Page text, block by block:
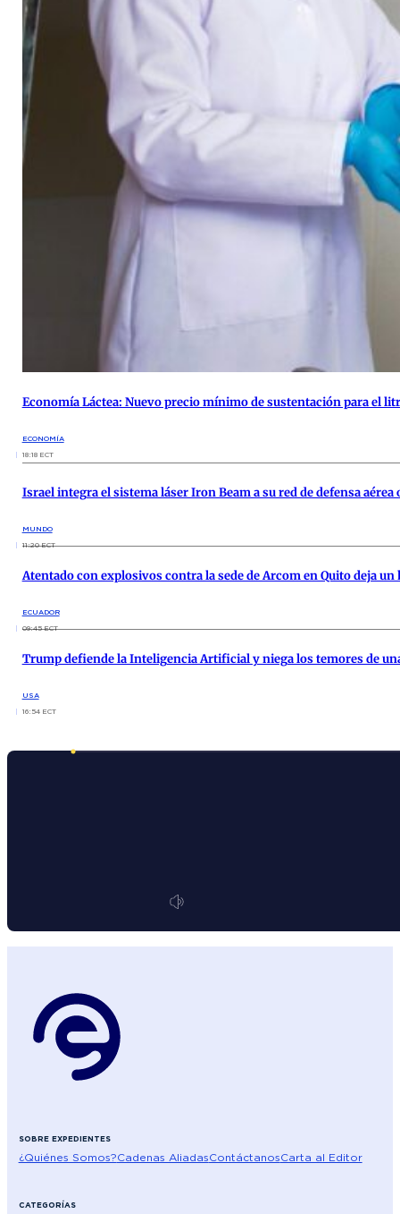
Economía Láctea: Nuevo precio mínimo de sustentación para el
ECONOMÍA
18:18 ECT
Israel integra el sistema láser Iron Beam a su red de defensa aérea
MUNDO
11:20 ECT
Atentado con explosivos contra la sede de Arcom en Quito deja
ECUADOR
09:45 ECT
Trump defiende la Inteligencia Artificial y niega los temores de
USA
16:54 ECT
SOBRE EXPEDIENTES
¿Quiénes Somos?Cadenas AliadasContáctanosCarta al Editor
CATEGORÍAS